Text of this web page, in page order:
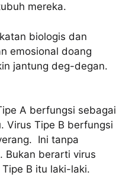
mereka.
biologis dan
emosional doang
jantung deg-degan.
A berfungsi sebagai
Virus Tipe B berfungsi
Ini tanpa
Bukan berarti virus
B itu laki-laki.